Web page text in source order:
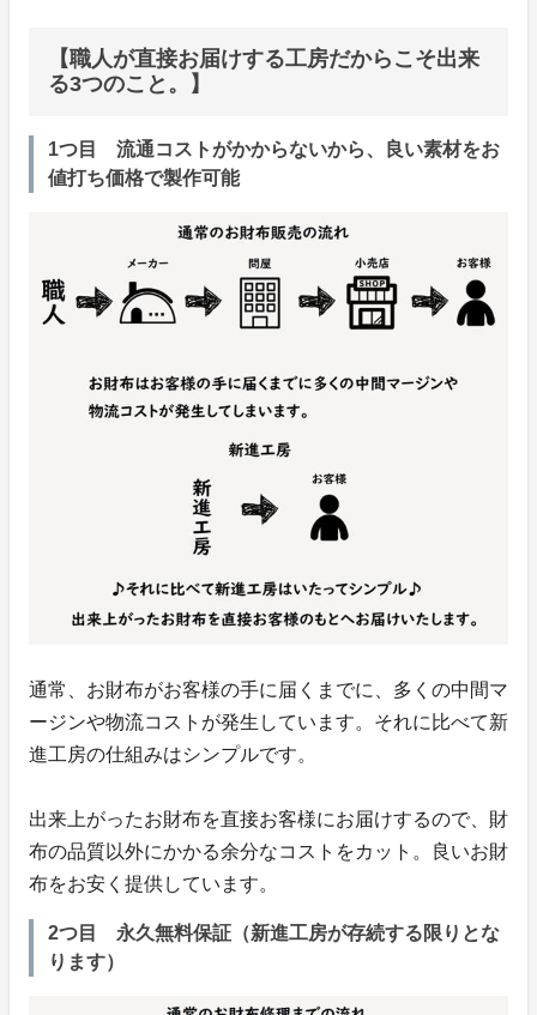
【職人が直接お届けする工房だからこそ出来
る3つのこと。】
1つ目 流通コストがかからないから、良い素材をお
値打ち価格で製作可能
通常、お財布がお客様の手に届くまでに、多くの中間マ
ージンや物流コストが発生しています。それに比べて新
進工房の仕組みはシンプルです。
出来上がったお財布を直接お客様にお届けするので、財
布の品質以外にかかる余分なコストをカット。良いお財
布をお安く提供しています。
2つ目 永久無料保証（新進工房が存続する限りとな
ります）